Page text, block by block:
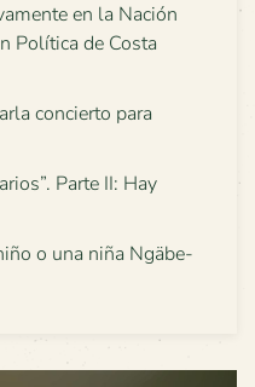
en la Nación
Política de Costa
concierto para
Parte II: Hay
o una niña Ngäbe-